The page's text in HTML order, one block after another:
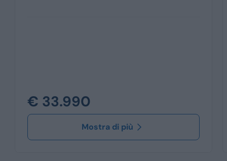
€ 33.990
Mostra di più